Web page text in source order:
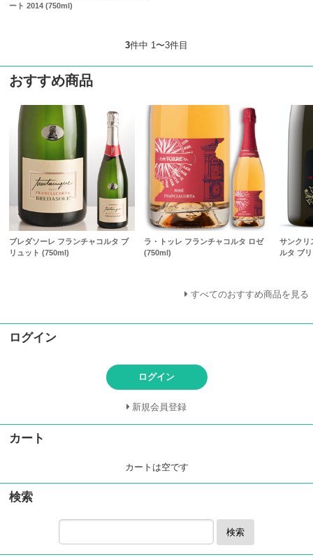
ート 2014 (750ml)
3件中 1〜3件目
おすすめ商品
ブレダソーレ フランチャコルタ ブ
リュット (750ml)
ラ・トッレ フランチャコルタ ロゼ
(750ml)
サンクリ
ルタ ブ
すべてのおすすめ商品を見る
ログイン
ログイン
新規会員登録
カート
カートは空です
検索
検索